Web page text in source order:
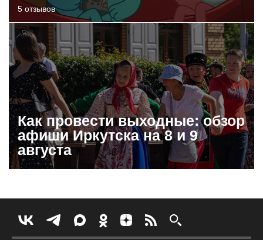
5 отзывов
Как провести выходные: обзор
афиши Иркутска на 8 и 9
августа